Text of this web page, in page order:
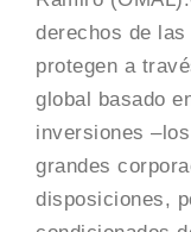
derechos de
protegen a
global basado
inversiones
grandes
disposiciones,